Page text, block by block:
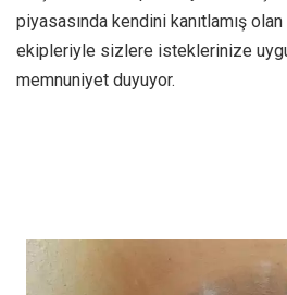
piyasasında kendini kanıtlamış
ekipleriyle sizlere isteklerinize
memnuniyet duyuyor.